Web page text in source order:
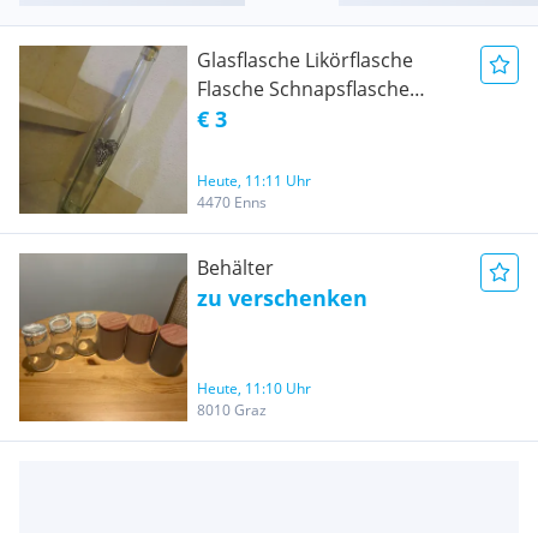
Glasflasche Likörflasche
Flasche Schnapsflasche
Flasche mit MEtall
€ 3
Heute, 11:11 Uhr
4470 Enns
Behälter
zu verschenken
Heute, 11:10 Uhr
8010 Graz